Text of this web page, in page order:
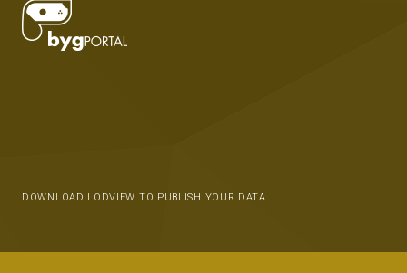
DOWNLOAD LODVIEW TO PUBLISH YOUR DATA